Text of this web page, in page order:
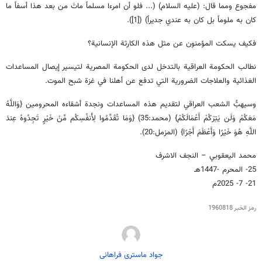
مفجوع ومما قال: (عليه السلام) (... فلو أن امرءا مسلماً ماتَ من بعد هذا أسفاً ما
كان به ملوماً بل كان به عندي جديراً) ([1]).
فكيف يسكت المؤمنون عن مثل هذه الكارثة الإنسانية؟
نطالب الحكومة العراقية بالتدخل لدى الحكومة المصرية لتيسير إيصال المساعدات
الغذائية والعلاجات الضرورية التي تدفع عن أهلنا في غزة شبح الموت.
وسيهبُّ الشعب العراقي لتقديم هذه المساعدات ونجدة أشقاءه المحرومين {وَاللَّهُ
مَعَكُمْ وَلَن يَتِرَكُمْ أَعْمَالَكُمْ} (محمد:35) {وَمَا تُقَدِّمُوا لِأَنفُسِكُم مِّنْ خَيْرٍ تَجِدُوهُ عِندَ
اللَّهِ هُوَ خَيْرًا وَأَعْظَمَ أَجْرًا} (المزمل:20).
محمد اليعقوبي – النجف الاشرف
25- المحرم -1447هـ
21- 7- 2025م
رمز الخبر1960818
جواد ماستری فراهانی